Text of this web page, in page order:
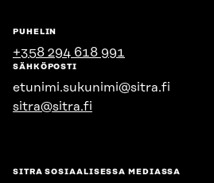
PUHELIN
+358 294 618 991
SÄHKÖPOSTI
etunimi.sukunimi@sitra.fi
sitra@sitra.fi
SITRA SOSIAALISESSA MEDIASSA